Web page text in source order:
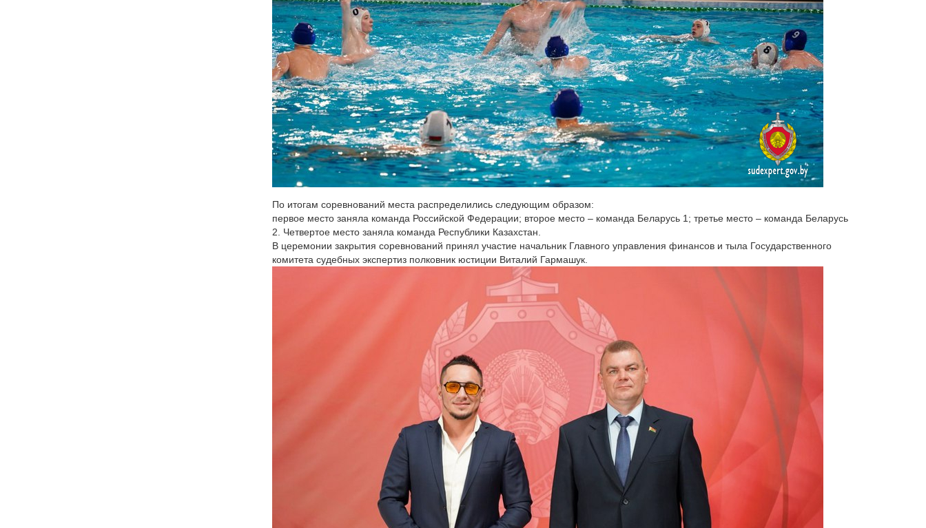
По итогам соревнований места распределились следующим образом:
первое место заняла команда Российской Федерации; второе место – команда Беларусь 1; третье место – команда Беларусь
2. Четвертое место заняла команда Республики Казахстан.
В церемонии закрытия соревнований принял участие начальник Главного управления финансов и тыла Государственного
комитета судебных экспертиз полковник юстиции Виталий Гармашук.